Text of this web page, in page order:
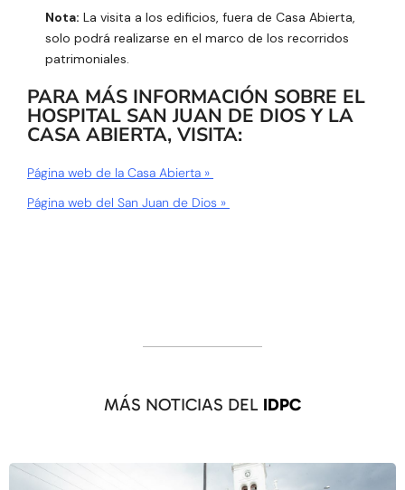
Nota: La visita a los edificios, fuera de Casa Abierta,
solo podrá realizarse en el marco de los recorridos
patrimoniales.
PARA MÁS INFORMACIÓN SOBRE EL
HOSPITAL SAN JUAN DE DIOS Y LA
CASA ABIERTA, VISITA:
Página web de la Casa Abierta »
Página web del San Juan de Dios »
MÁS NOTICIAS DEL IDPC